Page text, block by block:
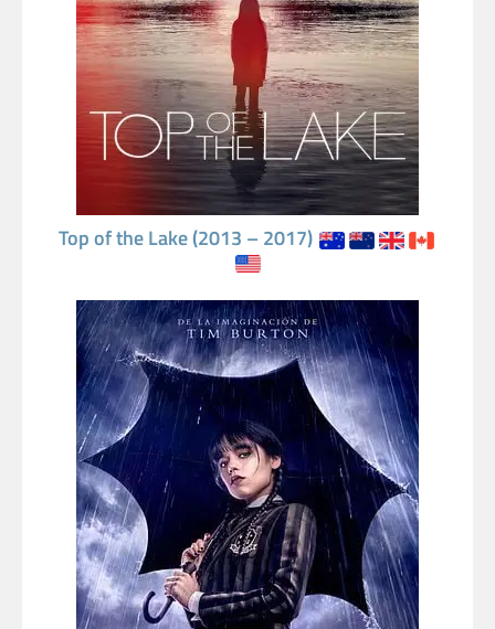
Top of the Lake (2013 – 2017)